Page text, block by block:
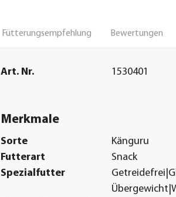
Fütterungsempfehlung Bewertungen
Art. Nr. 1530401
Merkmale
Sorte
Känguru
Futterart
Snack
Spezialfutter